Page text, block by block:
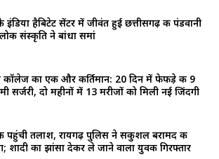
इंडिया हैबिटेट सेंटर में जीवंत हुई छत्तीसगढ़ की पंडवानी
संस्कृति ने बांधा समां
का एक और कीर्तिमान: 20 दिन में फेफड़े की 9
सर्जरी, दो महीनों में 13 मरीजों को मिली नई जिंदगी
पहुंची तलाश, रायगढ़ पुलिस ने सकुशल बरामद की
शादी का झांसा देकर ले जाने वाला युवक गिरफ्तार